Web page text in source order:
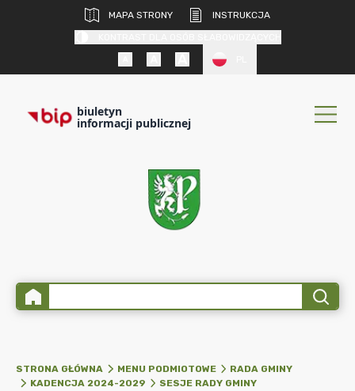
MAPA STRONY
INSTRUKCJA
biuletyn
informacji publicznej
STRONA GŁÓWNA MENU PODMIOTOWE
RADA GMINY
KADENCJA 2024-2029
SESJE RADY GMINY